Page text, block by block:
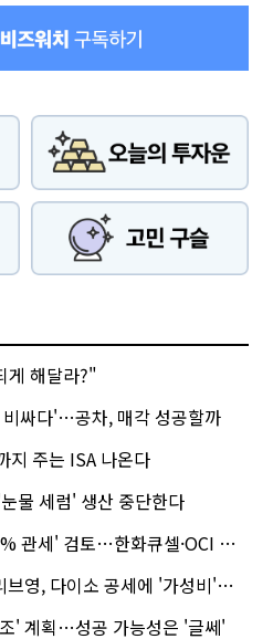
게 해달라?"
싸다'…공차, 매각 성공할까
지 주는 ISA 나온다
물 세럼' 생산 중단한다
' 검토…한화큐셀·OCI 영향은?
, 다이소 공세에 '가성비'로 맞불
' 계획…성공 가능성은 '글쎄'